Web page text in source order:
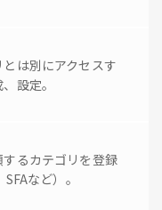
は別にアクセスす
設定。
るカテゴリを登録
SFAなど）。